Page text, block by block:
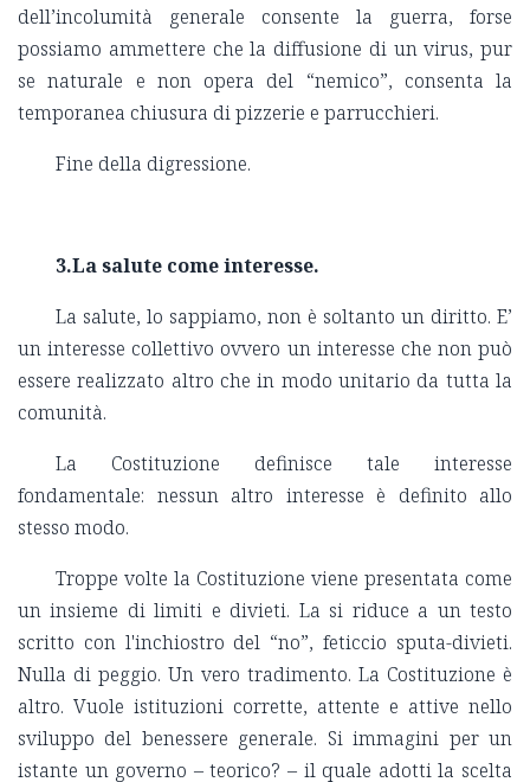
dell’incolumità generale consente la guerra, forse
possiamo ammettere che la diffusione di un virus, pur
se naturale e non opera del “nemico”, consenta la
temporanea chiusura di pizzerie e parrucchieri.
Fine della digressione.
3.La salute come interesse.
La salute, lo sappiamo, non è soltanto un diritto. E’
un interesse collettivo ovvero un interesse che non può
essere realizzato altro che in modo unitario da tutta la
comunità.
La Costituzione definisce tale interesse
fondamentale: nessun altro interesse è definito allo
stesso modo.
Troppe volte la Costituzione viene presentata come
un insieme di limiti e divieti. La si riduce a un testo
scritto con l'inchiostro del “no”, feticcio sputa-divieti.
Nulla di peggio. Un vero tradimento. La Costituzione è
altro. Vuole istituzioni corrette, attente e attive nello
sviluppo del benessere generale. Si immagini per un
istante un governo – teorico? – il quale adotti la scelta